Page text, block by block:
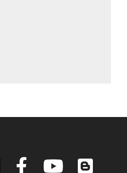
Pinterest Facebook YouTube